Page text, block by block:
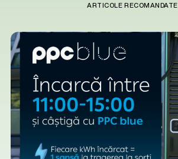
ARTICOLE RECOMANDATE